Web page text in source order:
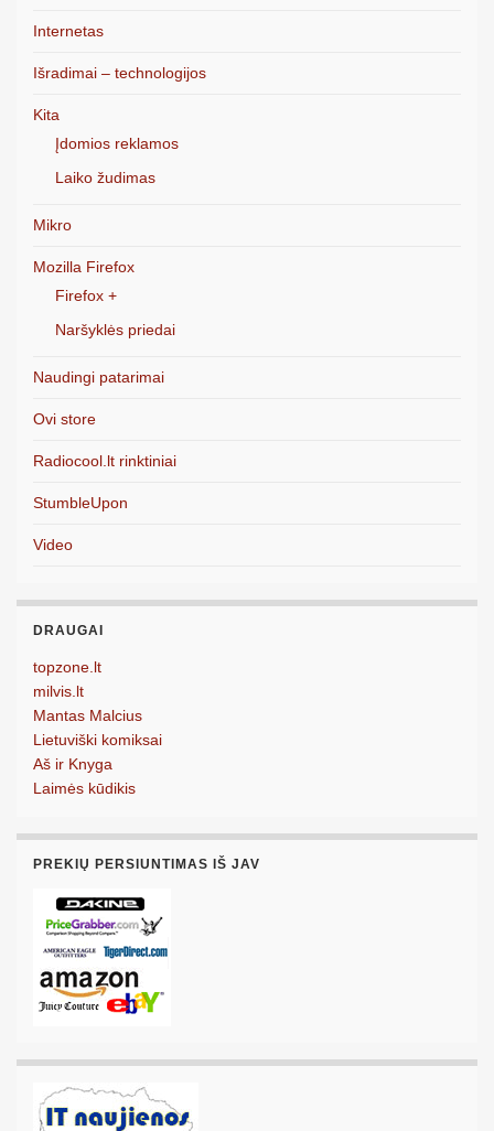
Internetas
Išradimai – technologijos
Kita
Įdomios reklamos
Laiko žudimas
Mikro
Mozilla Firefox
Firefox +
Naršyklės priedai
Naudingi patarimai
Ovi store
Radiocool.lt rinktiniai
StumbleUpon
Video
DRAUGAI
topzone.lt
milvis.lt
Mantas Malcius
Lietuviški komiksai
Aš ir Knyga
Laimės kūdikis
PREKIŲ PERSIUNTIMAS IŠ JAV